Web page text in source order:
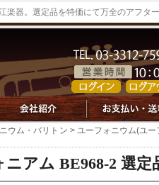
器。選定品を特価にて万全のアフタ
ウム・バリトン > ユーフォニウム(ユー
アム BE968-2 選定